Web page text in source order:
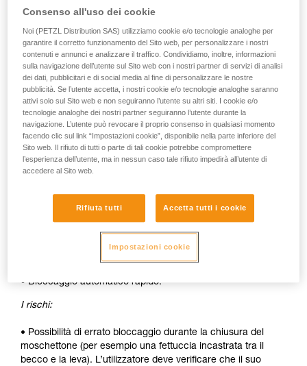
ERGONOMIA
I vantaggi:
• Rapidità e facilità di apertura.
• Bloccaggio automatico rapido.
Gli svantaggi:
• Sbloccaggio della ghiera da effettuare ad ogni apertura.
nel moschettone.
• Bloccaggio automatico rapido.
I rischi:
• Possibilità di errato bloccaggio durante la chiusura del
moschettone (per esempio una fettuccia incastrata tra il
becco e la leva). L’utilizzatore deve verificare che il suo
Consenso all'uso dei cookie
Noi (PETZL Distribution SAS) utilizziamo cookie e/o tecnologie analoghe per
garantire il corretto funzionamento del Sito web, per personalizzare i nostri
contenuti e annunci e analizzare il traffico. Condividiamo, inoltre, informazioni
sulla navigazione dell’utente sul Sito web con i nostri partner di servizi di analisi
dei dati, pubblicitari e di social media al fine di personalizzare le nostre
pubblicità. Se l’utente accetta, i nostri cookie e/o tecnologie analoghe saranno
attivi solo sul Sito web e non seguiranno l’utente su altri siti. I cookie e/o
tecnologie analoghe dei nostri partner seguiranno l’utente durante la
navigazione. L’utente può revocare il proprio consenso in qualsiasi momento
facendo clic sul link “Impostazioni cookie”, disponibile nella parte inferiore del
Sito web. Il rifiuto di tutti o parte di tali cookie potrebbe compromettere
l’esperienza dell’utente, ma in nessun caso tale rifiuto impedirà all’utente di
accedere al Sito web.
Rifiuta tutti Accetta tutti i cookie
Impostazioni cookie